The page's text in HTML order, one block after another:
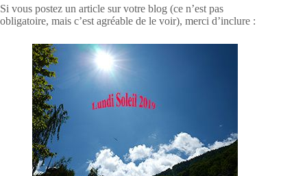
Si vous postez un article sur votre blog (ce n’est pas
obligatoire, mais c’est agréable de le voir), merci d’inclure :